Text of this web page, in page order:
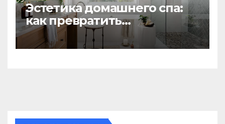
Эстетика домашнего спа:
как превратить
ежедневную гигиену в
восстанавливающий